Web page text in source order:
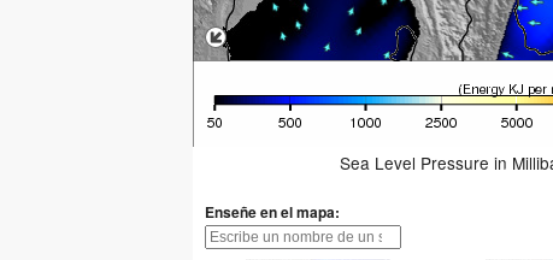
Sea Level Pressure in
Enseñe en el mapa: